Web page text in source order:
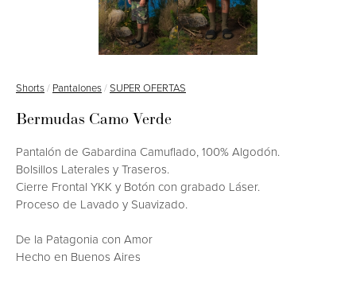
Shorts/ Pantalones/SUPER OFERTAS
Bermudas Camo Verde
Pantalón de Gabardina Camuflado, 100% Algodón.
Bolsillos Laterales y Traseros.
Cierre Frontal YKK y Botón con grabado Láser.
Proceso de Lavado y Suavizado.
De la Patagonia con Amor
Hecho en Buenos Aires